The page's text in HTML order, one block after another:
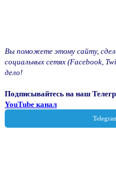
Вы поможете этому сайту,
социальных сетях (Facebook,
дело!
Подписывайтесь на наш
YouTube канал